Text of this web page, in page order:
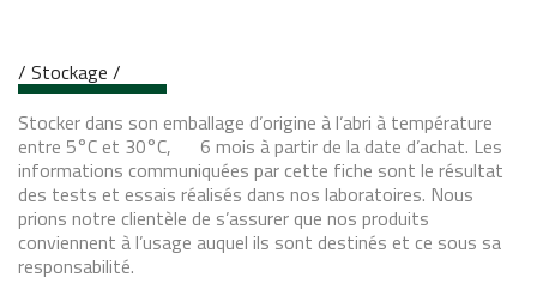
/ Stockage /
Stocker dans son emballage d’origine à l’abri à température
entre 5°C et 30°C, 6 mois à partir de la date d’achat. Les
informations communiquées par cette fiche sont le résultat
des tests et essais réalisés dans nos laboratoires. Nous
prions notre clientèle de s’assurer que nos produits
conviennent à l’usage auquel ils sont destinés et ce sous sa
responsabilité.